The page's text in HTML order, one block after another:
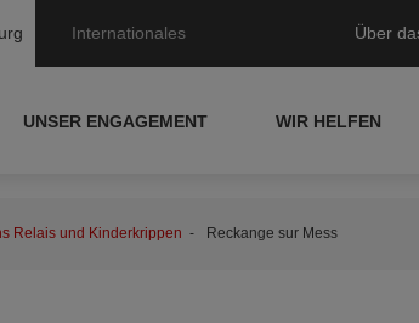
Internationales Über
UNSER ENGAGEMENT WIR HELFEN
Relais und Kinderkrippen Reckange sur Mess